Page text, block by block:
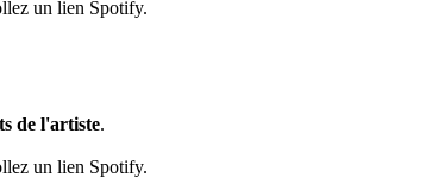
un lien Spotify.
de l'artiste.
un lien Spotify.